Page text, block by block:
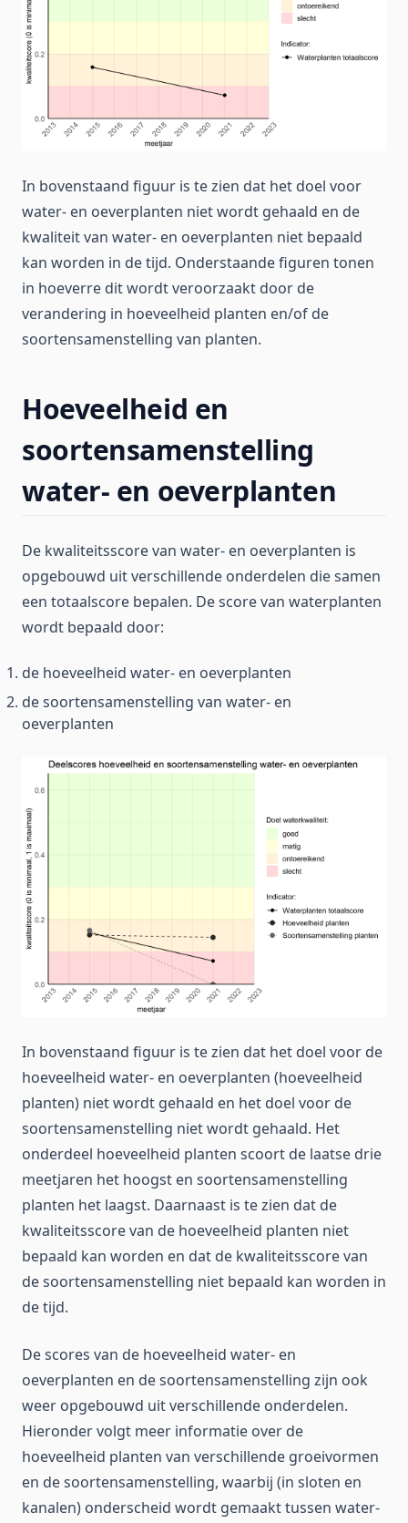
In bovenstaand figuur is te zien dat het doel voor
water- en oeverplanten niet wordt gehaald en de
kwaliteit van water- en oeverplanten niet bepaald
kan worden in de tijd. Onderstaande figuren tonen
in hoeverre dit wordt veroorzaakt door de
verandering in hoeveelheid planten en/of de
soortensamenstelling van planten.
Hoeveelheid en
soortensamenstelling
water- en oeverplanten
De kwaliteitsscore van water- en oeverplanten is
opgebouwd uit verschillende onderdelen die samen
een totaalscore bepalen. De score van waterplanten
wordt bepaald door:
de hoeveelheid water- en oeverplanten
de soortensamenstelling van water- en
oeverplanten
In bovenstaand figuur is te zien dat het doel voor de
hoeveelheid water- en oeverplanten (hoeveelheid
planten) niet wordt gehaald en het doel voor de
soortensamenstelling niet wordt gehaald. Het
onderdeel hoeveelheid planten scoort de laatse drie
meetjaren het hoogst en soortensamenstelling
planten het laagst. Daarnaast is te zien dat de
kwaliteitsscore van de hoeveelheid planten niet
bepaald kan worden en dat de kwaliteitsscore van
de soortensamenstelling niet bepaald kan worden in
de tijd.
De scores van de hoeveelheid water- en
oeverplanten en de soortensamenstelling zijn ook
weer opgebouwd uit verschillende onderdelen.
Hieronder volgt meer informatie over de
hoeveelheid planten van verschillende groeivormen
en de soortensamenstelling, waarbij (in sloten en
kanalen) onderscheid wordt gemaakt tussen water-